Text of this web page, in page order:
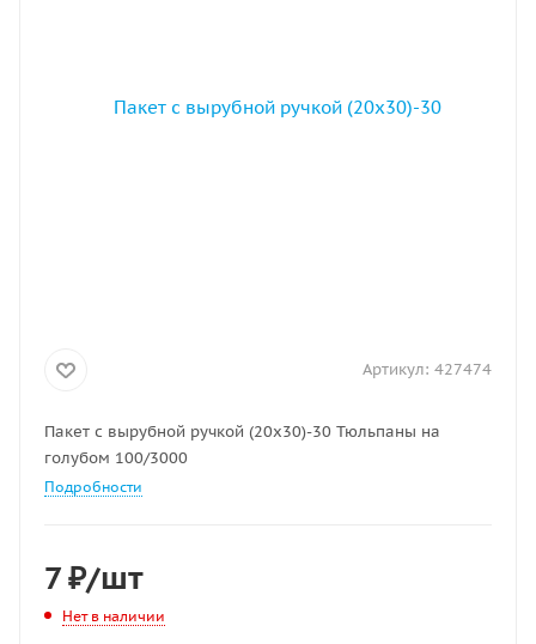
Артикул: 427474
Пакет с вырубной ручкой (20х30)-30 Тюльпаны на
голубом 100/3000
Подробности
7₽/шт
Нет в наличии